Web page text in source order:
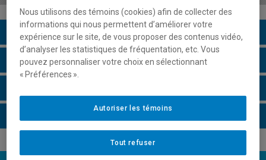
Description du cours
Horaire - Été 2026
Nous utilisons des témoins (cookies) afin de collecter des
informations qui nous permettent d’améliorer votre
expérience sur le site, de vous proposer des contenus vidéo,
d’analyser les statistiques de fréquentation, etc. Vous
pouvez personnaliser votre choix en sélectionnant
« Préférences ».
Tout refuser
Autoriser les témoins